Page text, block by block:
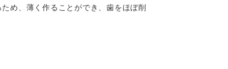
め、薄く作ることができ、歯をほぼ削